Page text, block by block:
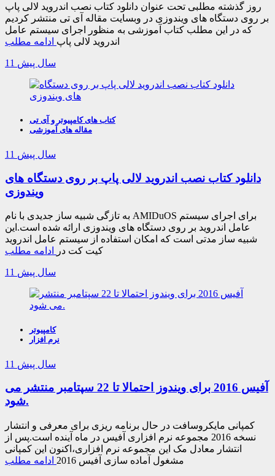
روز گذشته مطلبی تحت عنوان دانلود کتاب نصب اندروید لالی پاپ
بر روی دستگاه های ویندوزی در وبسایت مقاله آی تی منتشر کردیم
که در این مطلب کتاب آموزشی به منظور اجرای سیستم عامل
اندروید لالی پاپ ادامه مطلب
11 سال پیش
کتاب های کامپیوتر و آی تی
مقاله های آموزشی
11 سال پیش
دانلود کتاب نصب اندروید لالی پاپ بر روی دستگاه های
ویندوزی
به تازگی شبیه ساز جدیدی با نام AMIDuOS برای اجرای سیستم
عامل اندروید بر روی دستگاه های ویندوزی ارائه شده است.این
شبیه ساز مدتی است که امکان استفاده از سیستم عامل اندروید
کیت کت در
ادامه مطلب
11 سال پیش
کامپیوتر
نرم افزار
11 سال پیش
آفیس 2016 برای ویندوز احتمالا تا 22 سپتامبر منتشر می
شود.
کمپانی مایکروسافت در حال برنامه ریزی برای معرفی و انتشار
نسخه 2016 مجموعه نرم افزاری آفیس در ماه آینده است.پس از
انتشار معادل مک این مجموعه نرم افزاری،اکنون این کمپانی
مشغول آماده سازی آفیس 2016
ادامه مطلب